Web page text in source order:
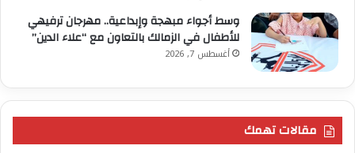
وسط أجواء مبهجة وإبداعية.. مهرجان ترفيهي
للأطفال في الزمالك بالتعاون مع “علاء الدين”
أغسطس 7, 2026
مقالات تهمك